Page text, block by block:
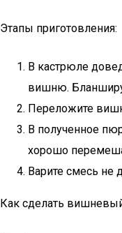
Этапы приготовления:
В кастрюле
вишню.
Переложите
В полученное
хорошо
Варите смесь не
Как сделать